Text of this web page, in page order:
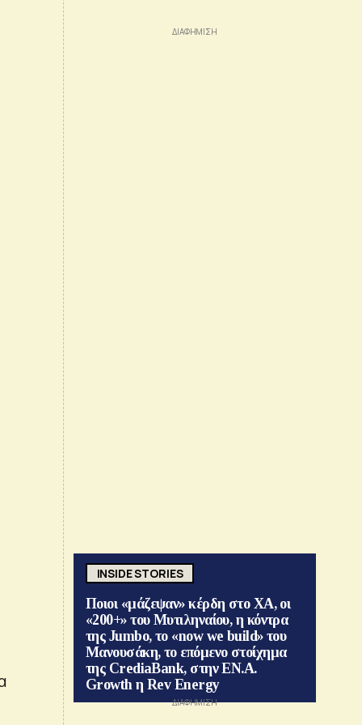
INSIDE STORIES
Ποιοι «μάζεψαν» κέρδη στο ΧΑ, οι
«200+» του Μυτιληναίου, η κόντρα
της Jumbo, το «now we build» του
Μανουσάκη, το επόμενο στοίχημα
της CrediaBank, στην ΕΝ.Α.
Growth η Rev Energy